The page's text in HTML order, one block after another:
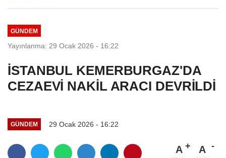
GÜNDEM
Yayınlanma: 29 Ocak 2026 - 16:22
İSTANBUL KEMERBURGAZ'DA
CEZAEVİ NAKİL ARACI DEVRİLDİ
GÜNDEM 29 Ocak 2026 - 16:22
A A